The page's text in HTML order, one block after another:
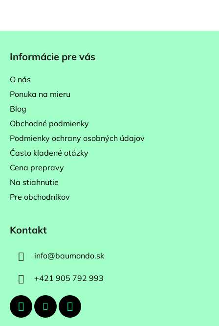
Informácie pre vás
O nás
Ponuka na mieru
Blog
Obchodné podmienky
Podmienky ochrany osobných údajov
Často kladené otázky
Cena prepravy
Na stiahnutie
Pre obchodníkov
Kontakt
info@baumondo.sk
+421 905 792 993